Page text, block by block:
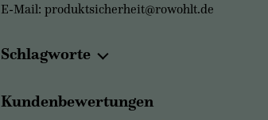
E-Mail: produktsicherheit@rowohlt.de
Schlagworte
Kundenbewertungen